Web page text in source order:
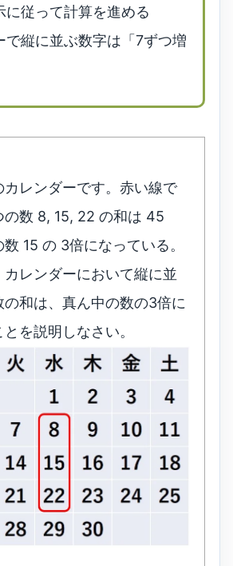
に従って計算を進める
で縦に並ぶ数字は「7ずつ増
カレンダーです。赤い線で
の数 8, 15, 22 の和は 45
15 の 3倍になっている。
カレンダーにおいて縦に並
の和は、真ん中の数の3倍に
を説明しなさい。